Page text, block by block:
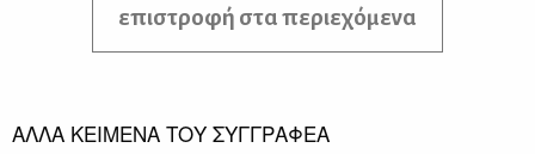
επιστροφή στα περιεχόμενα
ΑΛΛΑ ΚΕΙΜΕΝΑ ΤΟΥ ΣΥΓΓΡΑΦΕΑ